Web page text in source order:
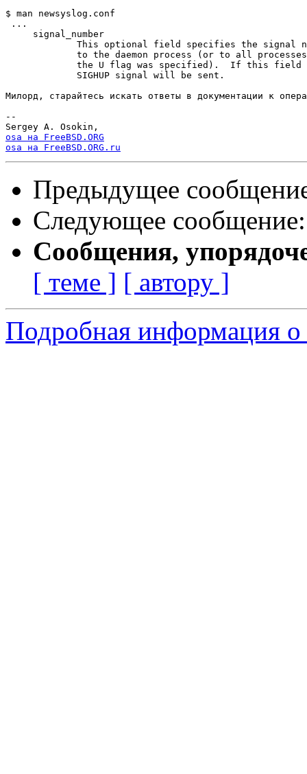
$ man newsyslog.conf
...
     signal_number
This optional field specifies the signal
to the daemon process (or to all
the U flag was specified).  If this field
             SIGHUP signal will be sent.
Милорд, старайтесь искать ответы в документации к
--
osa на FreeBSD.ORG
osa на FreeBSD.ORG.ru
Предыдущее
Следующее
Сообщения,
[ теме ] [ автору ]
Подробная информация